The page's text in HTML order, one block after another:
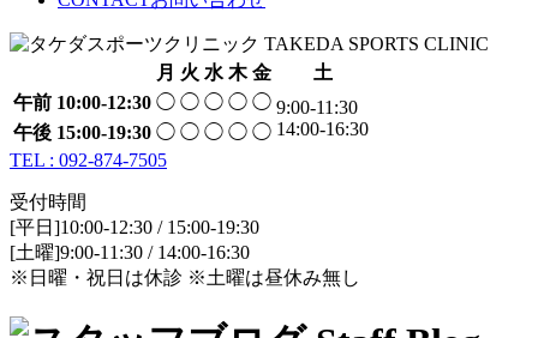
月 火 水 木 金
土
午前 10:00-12:30 ◯ ◯ ◯ ◯ ◯ 9:00-11:30
14:00-16:30
午後 15:00-19:30 ◯ ◯ ◯ ◯ ◯
TEL : 092-874-7505
受付時間
[平日]10:00-12:30 / 15:00-19:30
[土曜]9:00-11:30 / 14:00-16:30
※日曜・祝日は休診 ※土曜は昼休み無し